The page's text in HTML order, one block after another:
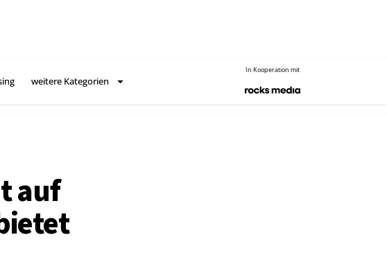
weitere Kategorien
In Kooperation mit
auf